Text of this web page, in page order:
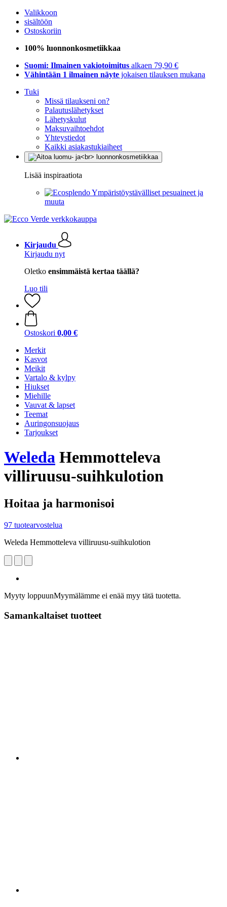
Valikkoon
sisältöön
Ostoskoriin
100% luonnonkosmetiikkaa
Suomi: Ilmainen vakiotoimitus alkaen 79,90 €
Vähintään 1 ilmainen näyte jokaisen tilauksen mukana
Tuki
Missä tilaukseni on?
Palautuslähetykset
Lähetyskulut
Maksuvaihtoehdot
Yhteystiedot
Kaikki asiakastukiaiheet
Lisää inspiraatiota
Ympäristöystävälliset pesuaineet ja
muuta
Kirjaudu
Kirjaudu nyt
Oletko ensimmäistä kertaa täällä?
Luo tili
Ostoskori 0,00 €
Merkit
Kasvot
Meikit
Vartalo & kylpy
Hiukset
Miehille
Vauvat & lapset
Teemat
Auringonsuojaus
Tarjoukset
Weleda Hemmotteleva
villiruusu-suihkulotion
Hoitaa ja harmonisoi
97 tuotearvostelua
Weleda Hemmotteleva villiruusu-suihkulotion
Myyty loppuunMyymälämme ei enää myy tätä tuotetta.
Samankaltaiset tuotteet